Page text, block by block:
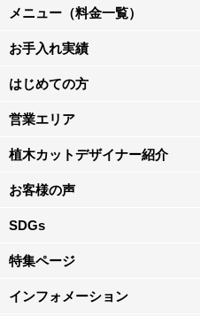
メニュー（料金一覧）
お手入れ実績
はじめての方
営業エリア
植木カットデザイナー紹介
お客様の声
SDGs
特集ページ
インフォメーション